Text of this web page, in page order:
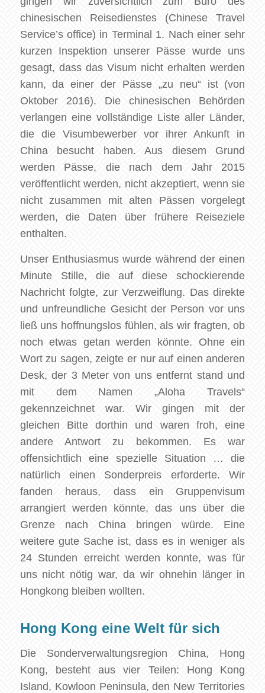
chinesischen Reisedienstes (Chinese Travel
Service’s office) in Terminal 1. Nach einer sehr
kurzen Inspektion unserer Pässe wurde uns
gesagt, dass das Visum nicht erhalten werden
kann, da einer der Pässe „zu neu“ ist (von
Oktober 2016). Die chinesischen Behörden
verlangen eine vollständige Liste aller Länder,
die die Visumbewerber vor ihrer Ankunft in
China besucht haben. Aus diesem Grund
werden Pässe, die nach dem Jahr 2015
veröffentlicht werden, nicht akzeptiert, wenn sie
nicht zusammen mit alten Pässen vorgelegt
werden, die Daten über frühere Reiseziele
enthalten.
Unser Enthusiasmus wurde während der einen
Minute Stille, die auf diese schockierende
Nachricht folgte, zur Verzweiflung. Das direkte
und unfreundliche Gesicht der Person vor uns
ließ uns hoffnungslos fühlen, als wir fragten, ob
noch etwas getan werden könnte. Ohne ein
Wort zu sagen, zeigte er nur auf einen anderen
Desk, der 3 Meter von uns entfernt stand und
mit dem Namen „Aloha Travels“
gekennzeichnet war. Wir gingen mit der
gleichen Bitte dorthin und waren froh, eine
andere Antwort zu bekommen. Es war
offensichtlich eine spezielle Situation … die
natürlich einen Sonderpreis erforderte. Wir
fanden heraus, dass ein Gruppenvisum
arrangiert werden könnte, das uns über die
Grenze nach China bringen würde. Eine
weitere gute Sache ist, dass es in weniger als
24 Stunden erreicht werden konnte, was für
uns nicht nötig war, da wir ohnehin länger in
Hongkong bleiben wollten.
Hong Kong eine Welt für sich
Die Sonderverwaltungsregion China, Hong
Kong, besteht aus vier Teilen: Hong Kong
Island, Kowloon Peninsula, den New Territories